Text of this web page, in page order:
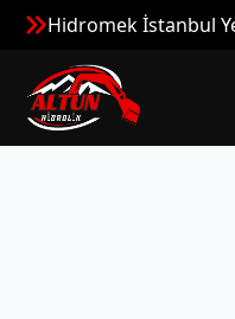
Hidromek İstanbul